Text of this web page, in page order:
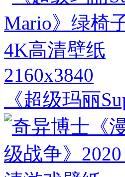
2160x3840
《超级玛丽